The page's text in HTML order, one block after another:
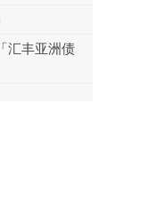
汇丰亚洲债